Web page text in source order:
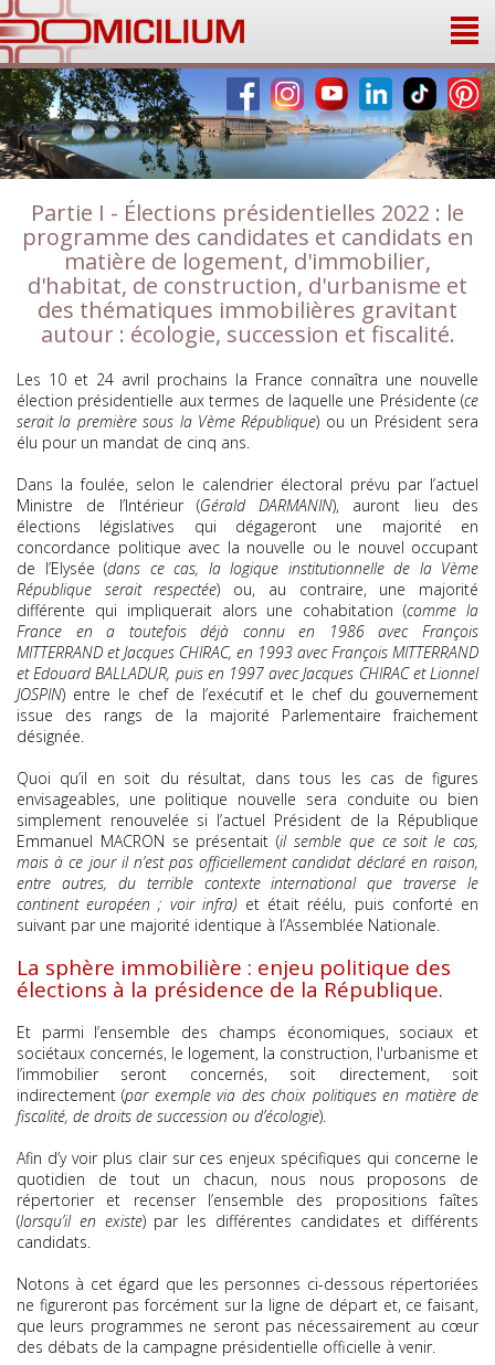
Partie I - Élections présidentielles 2022 : le
programme des candidates et candidats en
matière de logement, d'immobilier,
d'habitat, de construction, d'urbanisme et
des thématiques immobilières gravitant
autour : écologie, succession et fiscalité.
Les 10 et 24 avril prochains la France connaîtra une nouvelle
élection présidentielle aux termes de laquelle une Présidente (ce
serait la première sous la Vème République) ou un Président sera
élu pour un mandat de cinq ans.
Dans la foulée, selon le calendrier électoral prévu par l’actuel
Ministre de l’Intérieur (Gérald DARMANIN), auront lieu des
élections législatives qui dégageront une majorité en
concordance politique avec la nouvelle ou le nouvel occupant
de l’Elysée (dans ce cas, la logique institutionnelle de la Vème
République serait respectée) ou, au contraire, une majorité
différente qui impliquerait alors une cohabitation (comme la
France en a toutefois déjà connu en 1986 avec François
MITTERRAND et Jacques CHIRAC, en 1993 avec François MITTERRAND
et Edouard BALLADUR, puis en 1997 avec Jacques CHIRAC et Lionnel
JOSPIN) entre le chef de l’exécutif et le chef du gouvernement
issue des rangs de la majorité Parlementaire fraichement
désignée.
Quoi qu’il en soit du résultat, dans tous les cas de figures
envisageables, une politique nouvelle sera conduite ou bien
simplement renouvelée si l’actuel Président de la République
Emmanuel MACRON se présentait (il semble que ce soit le cas,
mais à ce jour il n’est pas officiellement candidat déclaré en raison,
entre autres, du terrible contexte international que traverse le
continent européen ; voir infra)et était réélu, puis conforté en
suivant par une majorité identique à l’Assemblée Nationale.
La sphère immobilière : enjeu politique des
élections à la présidence de la République.
Et parmi l’ensemble des champs économiques, sociaux et
sociétaux concernés, le logement, la construction, l'urbanisme et
l’immobilier seront concernés, soit directement, soit
indirectement (par exemple via des choix politiques en matière de
fiscalité, de droits de succession ou d’écologie).
Afin d’y voir plus clair sur ces enjeux spécifiques qui concerne le
quotidien de tout un chacun, nous nous proposons de
répertorier et recenser l’ensemble des propositions faîtes
(lorsqu’il en existe) par les différentes candidates et différents
candidats.
Notons à cet égard que les personnes ci-dessous répertoriées
ne figureront pas forcément sur la ligne de départ et, ce faisant,
que leurs programmes ne seront pas nécessairement au cœur
des débats de la campagne présidentielle officielle à venir.
Panneau de gestion des cookies